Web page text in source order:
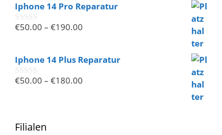
5
Iphone 14 Pro Reparatur
0
5
€50.00 – €190.00
Iphone 14 Plus Reparatur
0
€50.00 – €180.00
Filialen